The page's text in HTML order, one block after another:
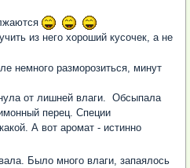
из него хороший кусочек, а не
немного разморозиться, минут
от лишней влаги. Обсыпала
перец. Специи
А вот аромат - истинно
Было много влаги, запаялось